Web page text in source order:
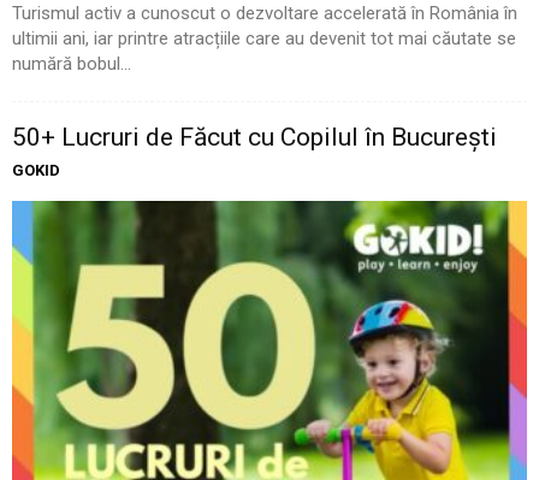
Turismul activ a cunoscut o dezvoltare accelerată în România în
ultimii ani, iar printre atracțiile care au devenit tot mai căutate se
numără bobul...
50+ Lucruri de Făcut cu Copilul în București
GOKID